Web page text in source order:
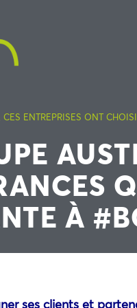
CES ENTREPRISES ONT
À
ses clients et